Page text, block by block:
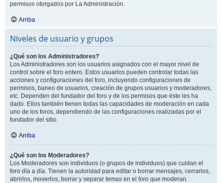
permisos otorgados por La Administración.
Arriba
Niveles de usuario y grupos
¿Qué son los Administradores?
Los Administradores son los usuarios asignados con el mayor nivel de
control sobre el foro entero. Estos usuarios pueden controlar todas las
acciones y configuraciones del foro, incluyendo configuraciones de
permisos, baneo de usuarios, creación de grupos usuarios y moderadores,
etc. Dependen del fundador del foro y de los permisos que éste les ha
dado. Ellos también tienen todas las capacidades de moderación en cada
uno de los foros, dependiendo de las configuraciones realizadas por el
fundador del sitio.
Arriba
¿Qué son los Moderadores?
Los Moderadores son individuos (o grupos de individuos) que cuidan el
foro día a día. Tienen la autoridad para editar o borrar mensajes, cerrarlos,
abrirlos, moverlos, borrar y separar temas en el foro que moderan.